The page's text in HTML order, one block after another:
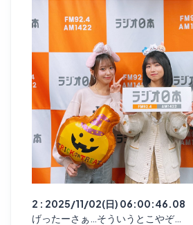
2 : 2025/11/02(日) 06:00:46.08
げったーさぁ…そういうとこやぞ…